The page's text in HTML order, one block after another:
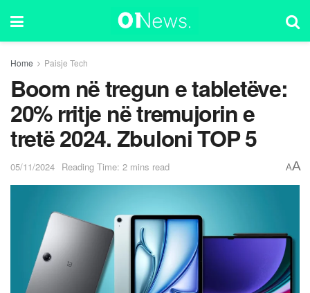
Home Paisje Tech
Boom në tregun e tabletëve:
20% rritje në tremujorin e
tretë 2024. Zbuloni TOP 5
05/11/2024 Reading Time: 2 mins read AA